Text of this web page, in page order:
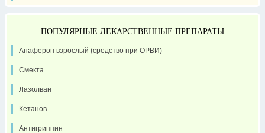
ПОПУЛЯРНЫЕ ЛЕКАРСТВЕННЫЕ ПРЕПАРАТЫ
Анаферон взрослый (средство при ОРВИ)
Смекта
Лазолван
Кетанов
Антигриппин